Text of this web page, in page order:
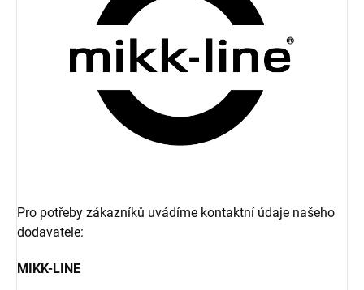
Pro potřeby zákazníků uvádíme kontaktní údaje našeho
dodavatele:
MIKK-LINE